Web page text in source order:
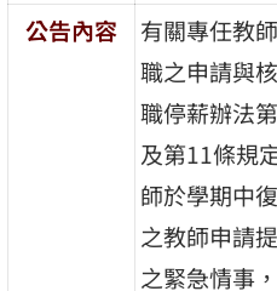
公告內容
有關專任教
職之申請與
職停薪辦法
及第11條規
師於學期中
之教師申請
之緊急情事